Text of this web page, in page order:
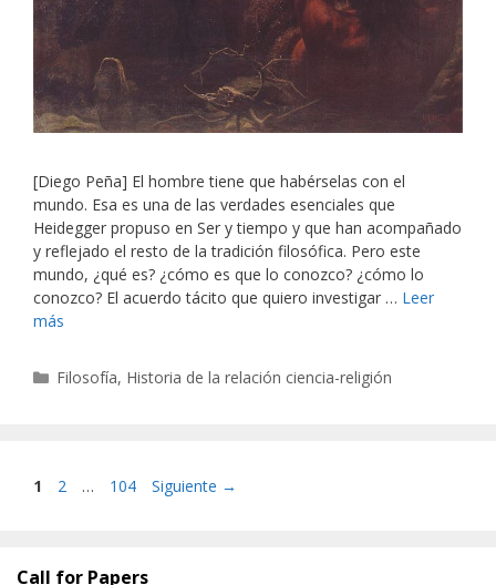
[Diego Peña] El hombre tiene que habérselas con el
mundo. Esa es una de las verdades esenciales que
Heidegger propuso en Ser y tiempo y que han acompañado
y reflejado el resto de la tradición filosófica. Pero este
mundo, ¿qué es? ¿cómo es que lo conozco? ¿cómo lo
conozco? El acuerdo tácito que quiero investigar … Leer
más
Categorías
Filosofía, Historia de la relación ciencia-religión
Página
1 Página
2 … Página
104 Siguiente →
Call for Papers